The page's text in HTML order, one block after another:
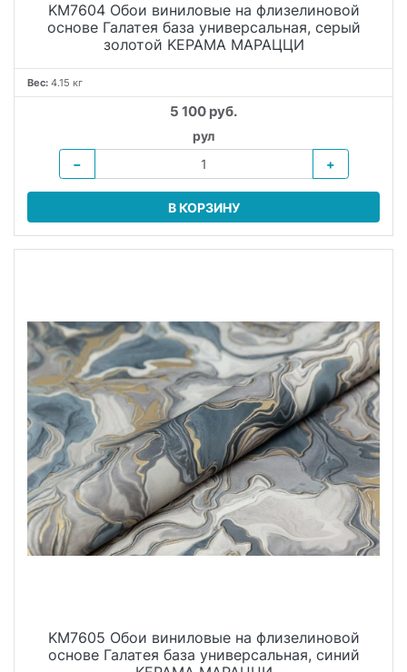
KM7604 Обои виниловые на флизелиновой
основе Галатея база универсальная, серый
золотой KЕРАМА МАРАЦЦИ
Вес: 4.15 кг
5 100 руб.
рул
−
+
В КОРЗИНУ
KM7605 Обои виниловые на флизелиновой
основе Галатея база универсальная, синий